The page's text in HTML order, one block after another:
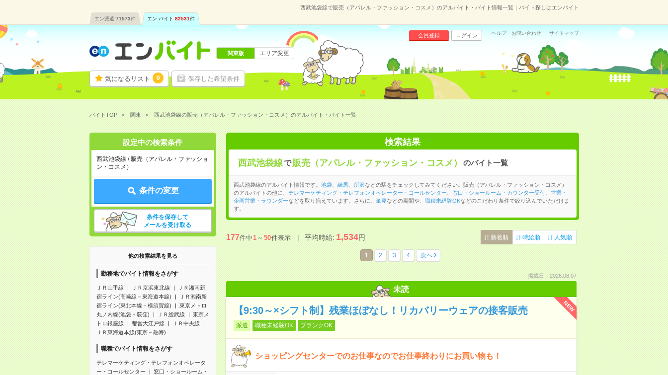
西武池袋線で販売（アパレル・ファッション・コスメ）のアルバイト・バイト情報一覧｜バイト探しはエンバイト
エン派遣 71573件 エン バイト 82531件
気になるリスト 0 保存した希望条件
会員登録 ログイン ヘルプ・お問い合わせ サイトマップ
関東版 エリア変更
バイトTOP 関東 西武池袋線の販売（アパレル・ファッション・コスメ）のアルバイト・バイト一覧
設定中の検索条件
西武池袋線 / 販売（アパレル・ファッショ
ン・コスメ）
条件の変更
条件を保存して
メールを受け取る
他の検索結果を見る
勤務地でバイト情報をさがす
ＪＲ山手線 ＪＲ京浜東北線
ＪＲ湘南新
宿ライン(高崎線－東海道本線)
ＪＲ湘南新
宿ライン(東北本線－横須賀線)
東京メトロ
丸ノ内線(池袋－荻窪)
ＪＲ総武線
東京メ
トロ銀座線
都営大江戸線
ＪＲ中央線
ＪＲ東海道本線(東京－熱海)
職種でバイト情報をさがす
テレマーケティング・テレフォンオペレータ
ー・コールセンター
窓口・ショールーム・
検索結果
西武池袋線で 販売（アパレル・ファッション・コスメ） のバイト一覧
西武池袋線のアルバイト情報です。 池袋、 練馬、 所沢などの駅をチェックしてみてください。販売（アパレル・ファッション・コスメ）
のアルバイトの他に、 テレマーケティング・テレフォンオペレーター・コールセンター 窓口・ショールーム・カウンター受付、 営業・
企画営業・ラウンダーなどを取り揃えています。さらに、 単発などの期間や、 職種未経験OKなどのこだわり条件で絞り込んでいただけま
す。
177件中1～50件表示 平均時給:1,534円 新着順 時給順 人気順
1 2 3 4 次へ
掲載日：2026.08.07
未読
NEW
【9:30～×シフト制】残業ほぼなし！リカバリーウェアの接客販売
派遣 職種未経験OK ブランクOK
ショッピングセンターでのお仕事なのでお仕事終わりにお買い物も！